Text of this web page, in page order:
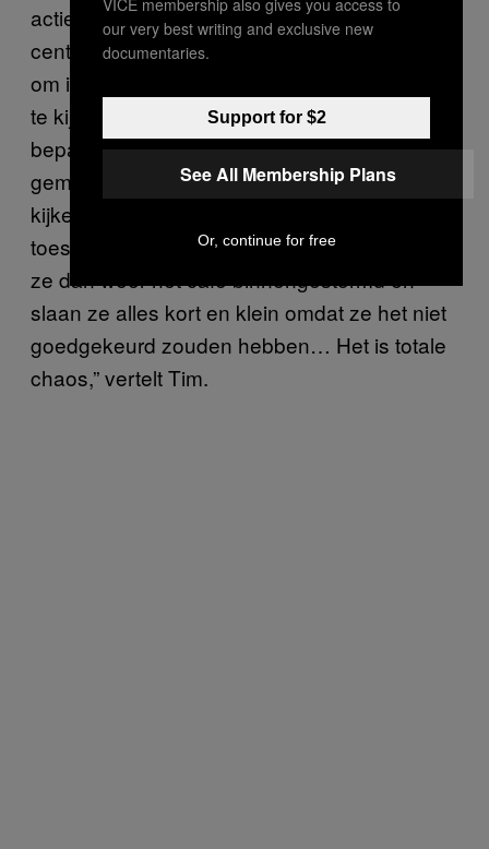
acties tegen lokale inwoners die in het
centrum van de stad waren samengekomen
om in een café naar een belangrijke wedstrijd
te kijken. Vreemd genoeg wordt er voor
bepaalde wedstrijden soms een uitzondering
gemaakt, vertelt hij. “Je kunt niet vrij voetbal
kijken – maar soms geven ze ons
toestemming. Op andere momenten komen
ze dan weer het café binnengestormd en
slaan ze alles kort en klein omdat ze het niet
goedgekeurd zouden hebben… Het is totale
chaos,” vertelt Tim.
our very best writing and exclusive new
documentaries.
Support for $2
See All Membership Plans
Or, continue for free